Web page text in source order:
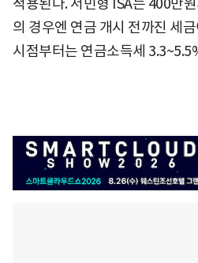
의 경우엔 연금 개시 전까진 세
시점부터는 연금소득세